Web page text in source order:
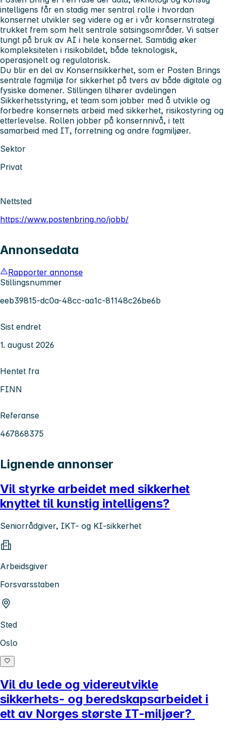
intelligens får en stadig mer sentral rolle i hvordan
konsernet utvikler seg videre og er i vår konsernstrategi
trukket frem som helt sentrale satsingsområder. Vi satser
tungt på bruk av AI i hele konsernet. Samtidig øker
kompleksiteten i risikobildet, både teknologisk,
operasjonelt og regulatorisk.
Du blir en del av Konsernsikkerhet, som er Posten Brings
sentrale fagmiljø for sikkerhet på tvers av både digitale og
fysiske domener. Stillingen tilhører avdelingen
Sikkerhetsstyring, et team som jobber med å utvikle og
forbedre konsernets arbeid med sikkerhet, risikostyring og
etterlevelse. Rollen jobber på konsernnivå, i tett
samarbeid med IT, forretning og andre fagmiljøer.
Sektor
Privat
Nettsted
https://www.postenbring.no/jobb/
Annonsedata
Rapporter annonse
Stillingsnummer
eeb39815-dc0a-48cc-aa1c-81148c26be6b
Sist endret
1. august 2026
Hentet fra
FINN
Referanse
467868375
Lignende annonser
Vil styrke arbeidet med sikkerhet
knyttet til kunstig intelligens?
Seniorrådgiver, IKT- og KI-sikkerhet
Arbeidsgiver
Forsvarsstaben
Sted
Oslo
Vil du lede og videreutvikle
sikkerhets- og beredskapsarbeidet i
ett av Norges største IT-miljøer?